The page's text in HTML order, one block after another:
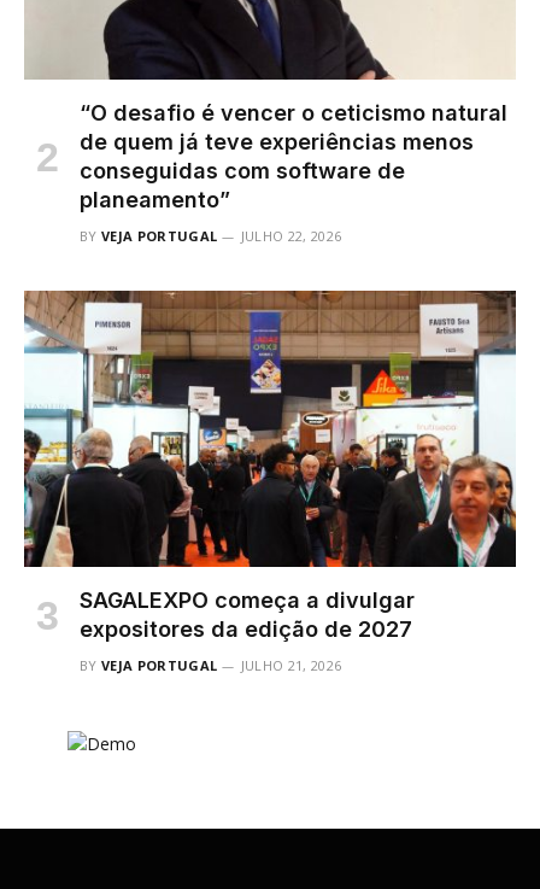
“O desafio é vencer o ceticismo natural
de quem já teve experiências menos
conseguidas com software de
planeamento”
BY VEJA PORTUGAL JULHO 22, 2026
SAGALEXPO começa a divulgar
expositores da edição de 2027
BY VEJA PORTUGAL JULHO 21, 2026